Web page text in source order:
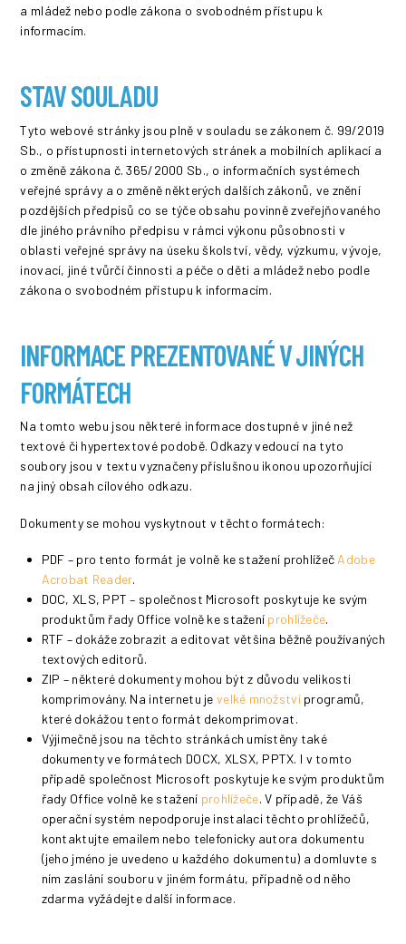
a mládež nebo podle zákona o svobodném přístupu k
informacím.
STAV SOULADU
Tyto webové stránky jsou plně v souladu se zákonem č. 99/2019
Sb., o přístupnosti internetových stránek a mobilních aplikací a
o změně zákona č. 365/2000 Sb., o informačních systémech
veřejné správy a o změně některých dalších zákonů, ve znění
pozdějších předpisů co se týče obsahu povinně zveřejňovaného
dle jiného právního předpisu v rámci výkonu působnosti v
oblasti veřejné správy na úseku školství, vědy, výzkumu, vývoje,
inovací, jiné tvůrčí činnosti a péče o děti a mládež nebo podle
zákona o svobodném přístupu k informacím.
INFORMACE PREZENTOVANÉ V JINÝCH
FORMÁTECH
Na tomto webu jsou některé informace dostupné v jiné než
textové či hypertextové podobě. Odkazy vedoucí na tyto
soubory jsou v textu vyznačeny příslušnou ikonou upozorňující
na jiný obsah cílového odkazu.
Dokumenty se mohou vyskytnout v těchto formátech:
PDF – pro tento formát je volně ke stažení prohlížeč Adobe
Acrobat Reader.
DOC, XLS, PPT – společnost Microsoft poskytuje ke svým
produktům řady Office volně ke stažení prohlížeče.
RTF – dokáže zobrazit a editovat většina běžně používaných
textových editorů.
ZIP – některé dokumenty mohou být z důvodu velikosti
komprimovány. Na internetu je velké množstvíprogramů,
které dokážou tento formát dekomprimovat.
Výjimečně jsou na těchto stránkách umístěny také
dokumenty ve formátech DOCX, XLSX, PPTX. I v tomto
případě společnost Microsoft poskytuje ke svým produktům
řady Office volně ke stažení prohlížeče. V případě, že Váš
operační systém nepodporuje instalaci těchto prohlížečů,
kontaktujte emailem nebo telefonicky autora dokumentu
(jeho jméno je uvedeno u každého dokumentu) a domluvte s
ním zaslání souboru v jiném formátu, případně od něho
zdarma vyžádejte další informace.